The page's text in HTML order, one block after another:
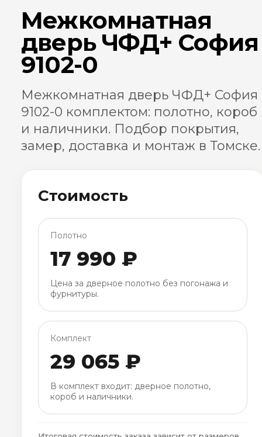
Межкомнатная
дверь ЧФД+ София
9102-0
Межкомнатная дверь ЧФД+ София
9102-0 комплектом: полотно, короб
и наличники. Подбор покрытия,
замер, доставка и монтаж в Томске.
Стоимость
Полотно
17 990 ₽
Цена за дверное полотно без погонажа и
фурнитуры.
Комплект
29 065 ₽
В комплект входит: дверное полотно,
короб и наличники.